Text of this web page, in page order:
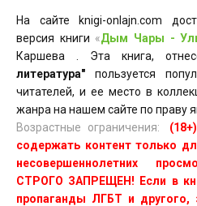
На сайте knigi-onlajn.com
версия книги «Дым Чары -
Каршева . Эта книга,
литература" пользуется
читателей, и ее место в
жанра на нашем сайте по праву
Возрастные ограничения:
содержать контент только
несовершеннолетних
СТРОГО ЗАПРЕЩЕН! Если в
пропаганды ЛГБТ и другого,